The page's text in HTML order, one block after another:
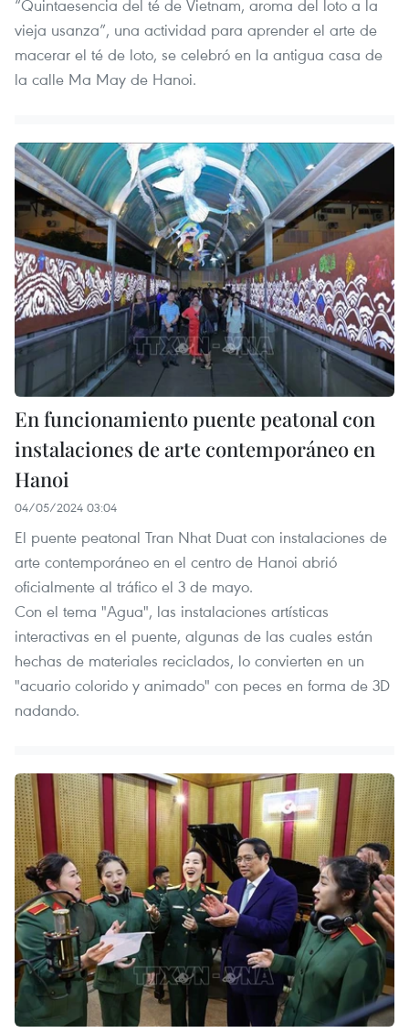
“Quintaesencia del té de Vietnam, aroma del loto a la
vieja usanza”, una actividad para aprender el arte de
macerar el té de loto, se celebró en la antigua casa de
la calle Ma May de Hanoi.
En funcionamiento puente peatonal con
instalaciones de arte contemporáneo en
Hanoi
04/05/2024 03:04
El puente peatonal Tran Nhat Duat con instalaciones de
arte contemporáneo en el centro de Hanoi abrió
oficialmente al tráfico el 3 de mayo.
Con el tema "Agua", las instalaciones artísticas
interactivas en el puente, algunas de las cuales están
hechas de materiales reciclados, lo convierten en un
"acuario colorido y animado" con peces en forma de 3D
nadando.